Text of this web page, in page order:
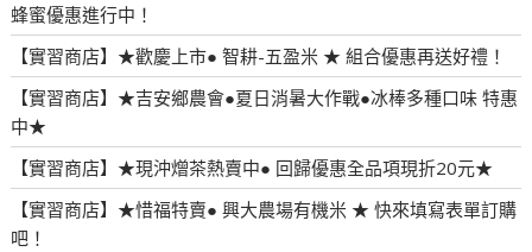
蜂蜜優惠進行中！
【實習商店】★歡慶上市● 智耕-五盈米 ★ 組合優惠再送好禮！
【實習商店】★吉安鄉農會●夏日消暑大作戰●冰棒多種口味 特惠
中★
【實習商店】★現沖熷茶熱賣中● 回歸優惠全品項現折20元★
【實習商店】★惜福特賣● 興大農場有機米 ★ 快來填寫表單訂購
吧！